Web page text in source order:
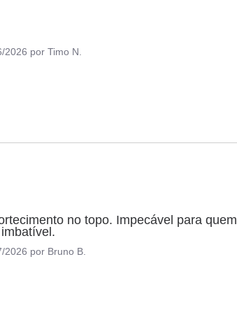
2026 porTimo N.
no topo. Impecável para
2026 por Bruno B.